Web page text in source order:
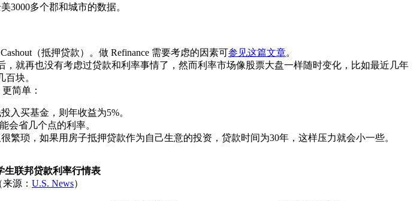
3000多个郡和城市的数据。
（抵押贷款）。做 Refinance 需要考虑的因素可参见这篇文章。
就再也没有考虑过贷款和利率事情了，然而利率市场像股票大盘一样随时变化，比如最近几年
块。
简单：
入买基金，则年收益为5%。
会省几个点的利率。
繁琐，如果用房子抵押贷款作为自己生意的投资，贷款时间为30年，这样压力就会小一些。
生联邦贷款利率行情表
来源： U.S. News）